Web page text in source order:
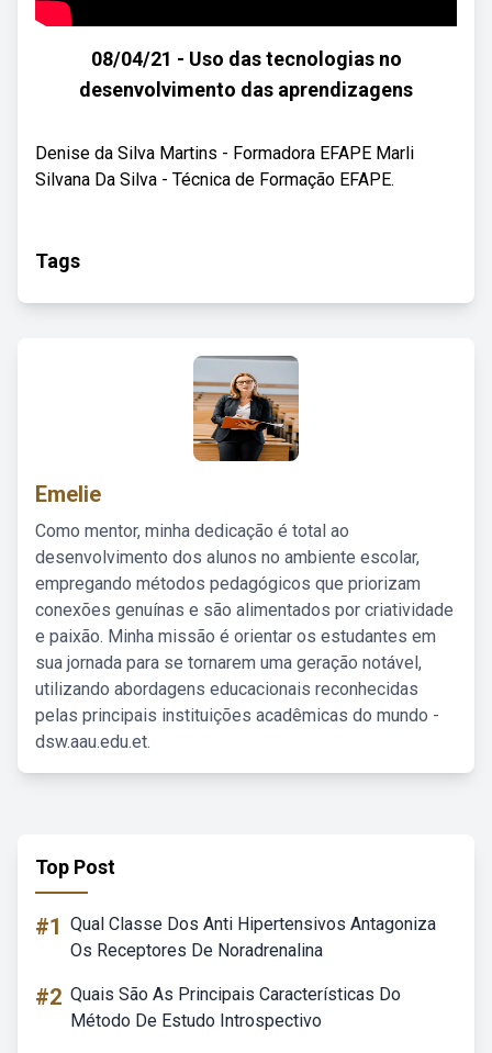
08/04/21 - Uso das tecnologias no
desenvolvimento das aprendizagens
Denise da Silva Martins - Formadora EFAPE Marli
Silvana Da Silva - Técnica de Formação EFAPE.
Tags
Emelie
Como mentor, minha dedicação é total ao
desenvolvimento dos alunos no ambiente escolar,
empregando métodos pedagógicos que priorizam
conexões genuínas e são alimentados por criatividade
e paixão. Minha missão é orientar os estudantes em
sua jornada para se tornarem uma geração notável,
utilizando abordagens educacionais reconhecidas
pelas principais instituições acadêmicas do mundo -
dsw.aau.edu.et.
Top Post
#1 Qual Classe Dos Anti Hipertensivos Antagoniza
Os Receptores De Noradrenalina
#2 Quais São As Principais Características Do
Método De Estudo Introspectivo